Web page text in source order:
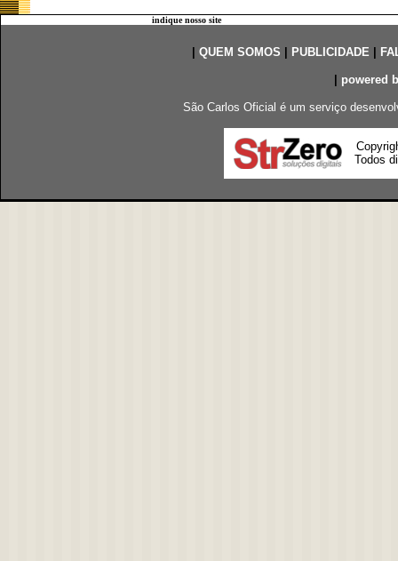
indique nosso site
QUEM SOMOS PUBLICIDADE|
powered
São Carlos Oficial é um serviço
Todos